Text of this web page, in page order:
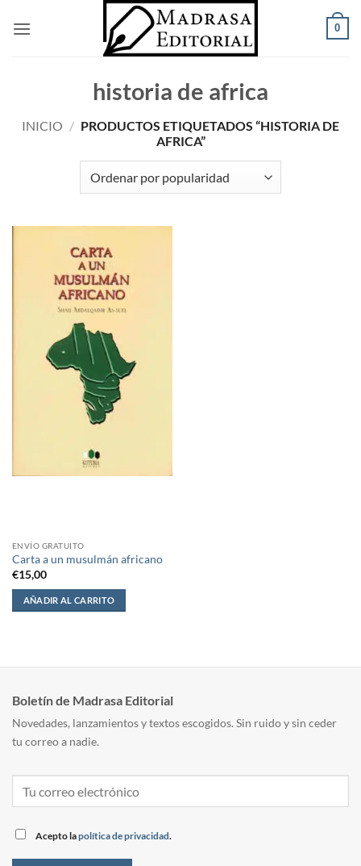
0
historia de africa
INICIO / PRODUCTOS ETIQUETADOS “HISTORIA DE
AFRICA”
ENVÍO GRATUITO
Carta a un musulmán africano
€15,00
AÑADIR AL CARRITO
Boletín de Madrasa Editorial
Novedades, lanzamientos y textos escogidos. Sin ruido y sin ceder
tu correo a nadie.
Acepto lapolítica de privacidad.